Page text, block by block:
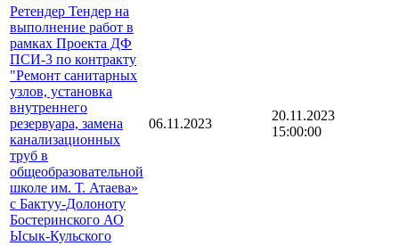
Ретендер Тендер на
выполнение работ в
рамках Проекта ДФ
ПСИ-3 по контракту
"Ремонт санитарных
узлов, установка
внутреннего
резервуара, замена
канализационных
труб в
общеобразовательной
школе им. Т. Атаева»
с Бактуу-Долоноту
Бостеринского АО
Ысык-Кульского
06.11.2023
20.11.2023
15:00:00